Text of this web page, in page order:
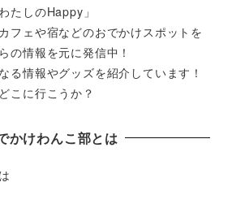
たしのHappy」
フェや宿などのおでかけスポットを
の情報を元に発信中！
る情報やグッズを紹介しています！
こに行こうか？
かけわんこ部とは